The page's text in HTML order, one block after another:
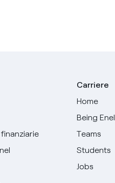
Carriere
Home
Being Enel
Teams
Students
Jobs